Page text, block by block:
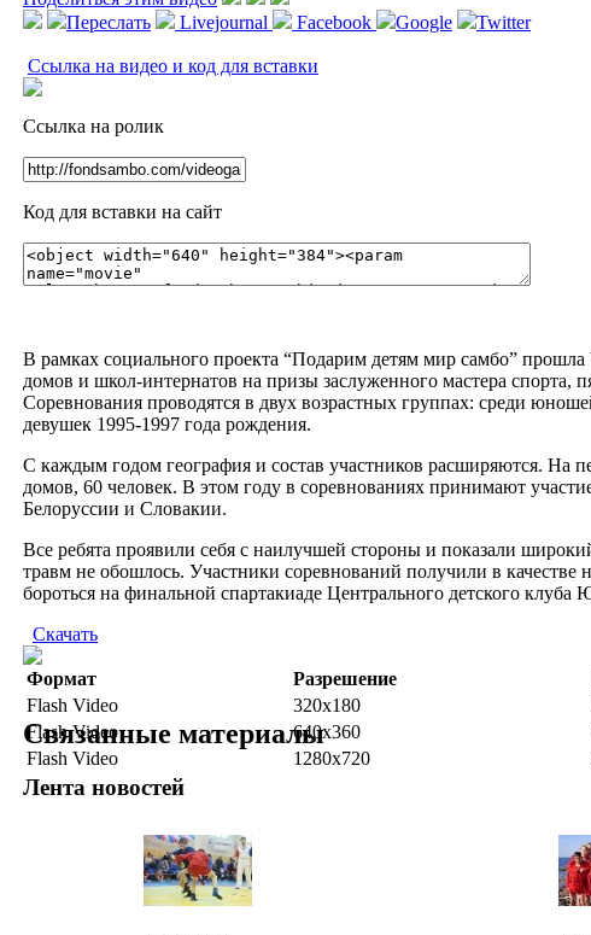
Переслать
Livejournal Facebook Google Twitter
Ссылка на видео и код для вставки
Ссылка на ролик
Код для вставки на сайт
В рамках социального проекта “Подарим детям мир самбо”
домов и школ-интернатов на призы заслуженного мастера спорта,
Соревнования проводятся в двух возрастных группах: среди
девушек 1995-1997 года рождения.
С каждым годом география и состав участников расширяются. На
домов, 60 человек. В этом году в соревнованиях принимают
Белоруссии и Словакии.
Все ребята проявили себя с наилучшей стороны и показали
травм не обошлось. Участники соревнований получили в качестве
бороться на финальной спартакиаде Центрального детского клуба
Скачать
Формат Разрешение
Flash Video
320x180
Flash Video
640x360
Flash Video
1280x720
Связанные материалы
Лента новостей